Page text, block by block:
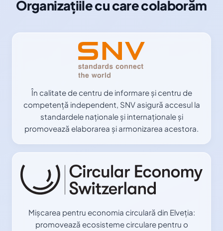
Organizațiile cu care colaborăm
În calitate de centru de informare și centru de
competență independent, SNV asigură accesul la
standardele naționale și internaționale și
promovează elaborarea și armonizarea acestora.
Mișcarea pentru economia circulară din Elveția:
promovează ecosisteme circulare pentru o